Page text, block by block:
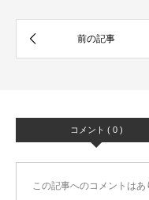
コメント ( 0 )
この記事へのコメントはあ